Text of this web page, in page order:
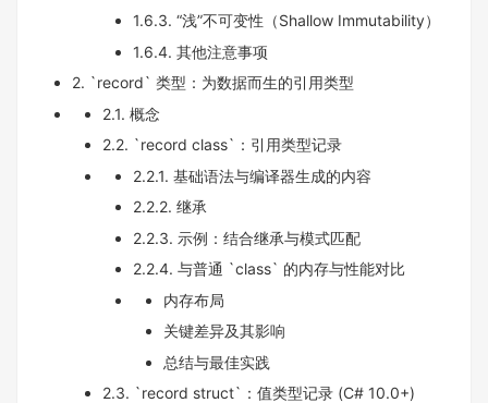
1.6.3. “浅”不可变性（Shallow Immutability）
1.6.4. 其他注意事项
2. `record` 类型：为数据而生的引用类型
2.1. 概念
2.2. `record class`：引用类型记录
2.2.1. 基础语法与编译器生成的内容
2.2.2. 继承
2.2.3. 示例：结合继承与模式匹配
2.2.4. 与普通 `class` 的内存与性能对比
内存布局
关键差异及其影响
总结与最佳实践
2.3. `record struct`：值类型记录 (C# 10.0+)